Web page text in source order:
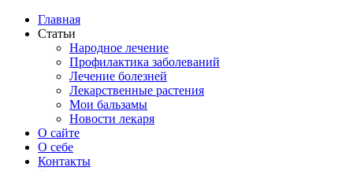
Главная
Статьи
Народное лечение
Профилактика заболеваний
Лечение болезней
Лекарственные растения
Мои бальзамы
Новости лекаря
О сайте
О себе
Контакты